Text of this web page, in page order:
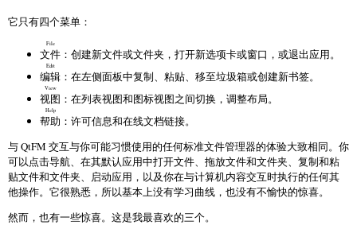
它只有四个菜单：
文件
File
：创建新文件或文件夹，打开新选项卡或窗口，或退出应用。
编辑
Edit
：在左侧面板中复制、粘贴、移至垃圾箱或创建新书签。
视图
View
：在列表视图和图标视图之间切换，调整布局。
帮助
Help
：许可信息和在线文档链接。
与 QtFM 交互与你可能习惯使用的任何标准文件管理器的体验大致相同。你
可以点击导航、在其默认应用中打开文件、拖放文件和文件夹、复制和粘
贴文件和文件夹、启动应用，以及你在与计算机内容交互时执行的任何其
他操作。它很熟悉，所以基本上没有学习曲线，也没有不愉快的惊喜。
然而，也有一些惊喜。这是我最喜欢的三个。